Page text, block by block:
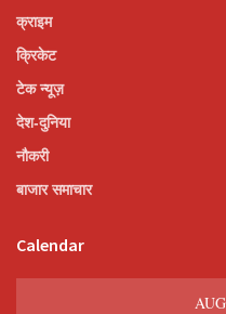
क्राइम
क्रिकेट
टेक न्यूज़
देश-दुनिया
नौकरी
बाजार समाचार
Calendar